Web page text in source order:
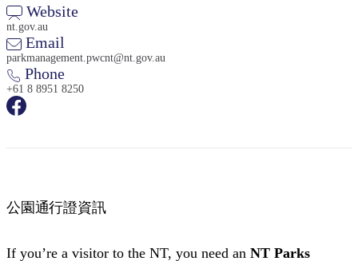
Sign
Website
nt.gov.au
Email
parkmanagement.pwcnt@nt.gov.au
Phone
+61 8 8951 8250
公園通行證資訊
If you’re a visitor to the NT, you need an NT Parks